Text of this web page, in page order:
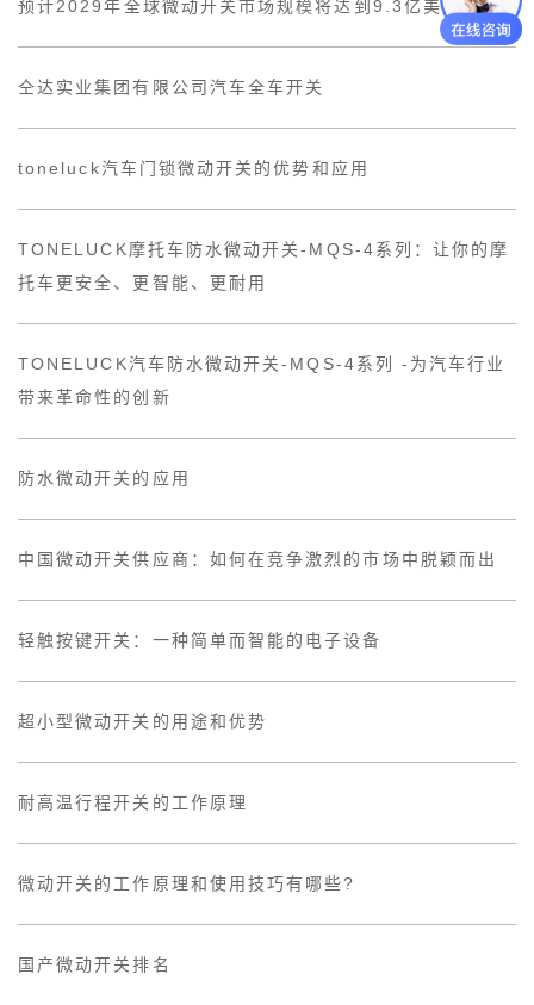
预计2029年全球微动开关市场规模将达到9.3亿美元
仝达实业集团有限公司汽车全车开关
toneluck汽车门锁微动开关的优势和应用
TONELUCK摩托车防水微动开关-MQS-4系列：让你的摩
托车更安全、更智能、更耐用
TONELUCK汽车防水微动开关-MQS-4系列 -为汽车行业
带来革命性的创新
防水微动开关的应用
中国微动开关供应商：如何在竞争激烈的市场中脱颖而出
轻触按键开关：一种简单而智能的电子设备
超小型微动开关的用途和优势
耐高温行程开关的工作原理
微动开关的工作原理和使用技巧有哪些?
国产微动开关排名